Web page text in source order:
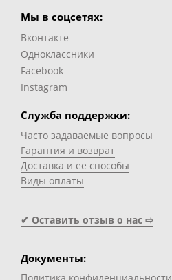
Мы в соцсетях:
Вконтакте
Одноклассники
Facebook
Instagram
Служба поддержки:
Часто задаваемые вопросы
Гарантия и возврат
Доставка и ее способы
Виды оплаты
✔ Оставить отзыв о нас ⇨
Документы: